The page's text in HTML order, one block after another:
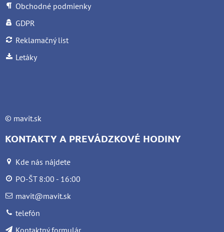
Obchodné podmienky
GDPR
Reklamačný list
Letáky
© mavit.sk
KONTAKTY A PREVÁDZKOVÉ HODINY
Kde nás nájdete
PO-ŠT 8:00 - 16:00
mavit@mavit.sk
telefón
Kontaktný formulár